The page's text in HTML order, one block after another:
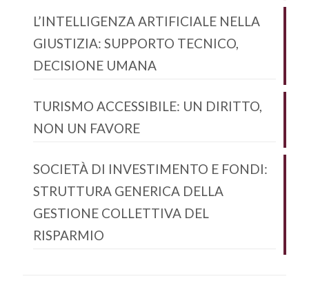
L’INTELLIGENZA ARTIFICIALE NELLA
GIUSTIZIA: SUPPORTO TECNICO,
DECISIONE UMANA
TURISMO ACCESSIBILE: UN DIRITTO,
NON UN FAVORE
SOCIETÀ DI INVESTIMENTO E FONDI:
STRUTTURA GENERICA DELLA
GESTIONE COLLETTIVA DEL
RISPARMIO